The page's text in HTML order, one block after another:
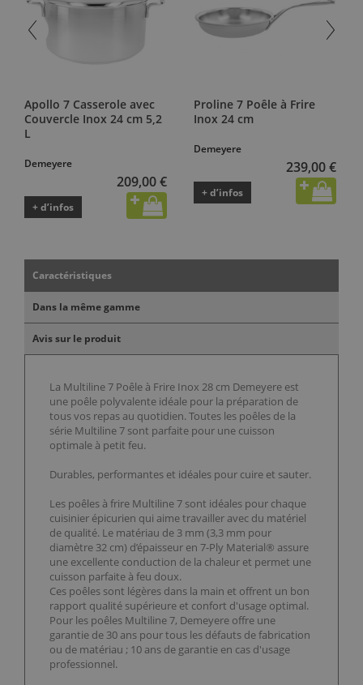
Apollo 7 Casserole avec
Couvercle Inox 24 cm 5,2
L
Demeyere
209,00 €
+ d’infos
Proline 7 Poêle à Frire
Inox 24 cm
Demeyere
239,00 €
+ d’infos
Caractéristiques
Dans la même gamme
Avis sur le produit
La Multiline 7 Poêle à Frire Inox 28 cm Demeyere est
une poêle polyvalente idéale pour la préparation de
tous vos repas au quotidien. Toutes les poêles de la
série Multiline 7 sont parfaite pour une cuisson
optimale à petit feu.
Durables, performantes et idéales pour cuire et sauter.
Les poêles à frire Multiline 7 sont idéales pour chaque
cuisinier épicurien qui aime travailler avec du matériel
de qualité. Le matériau de 3 mm (3,3 mm pour
diamètre 32 cm) d’épaisseur en 7-Ply Material® assure
une excellente conduction de la chaleur et permet une
cuisson parfaite à feu doux.
Ces poêles sont légères dans la main et offrent un bon
rapport qualité supérieure et confort d'usage optimal.
Pour les poêles Multiline 7, Demeyere offre une
garantie de 30 ans pour tous les défauts de fabrication
ou de matériau ; 10 ans de garantie en cas d'usage
professionnel.